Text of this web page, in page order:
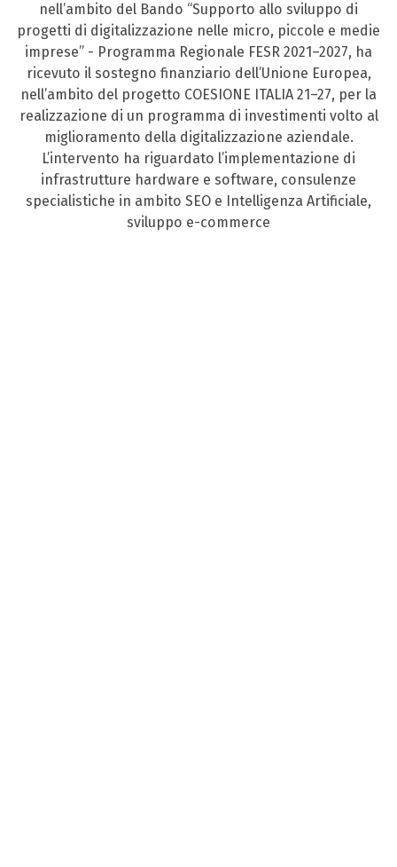
nell’ambito del Bando “Supporto allo sviluppo di
progetti di digitalizzazione nelle micro, piccole e medie
imprese” - Programma Regionale FESR 2021–2027, ha
ricevuto il sostegno finanziario dell’Unione Europea,
nell’ambito del progetto COESIONE ITALIA 21–27, per la
realizzazione di un programma di investimenti volto al
miglioramento della digitalizzazione aziendale.
L’intervento ha riguardato l’implementazione di
infrastrutture hardware e software, consulenze
specialistiche in ambito SEO e Intelligenza Artificiale,
sviluppo e-commerce